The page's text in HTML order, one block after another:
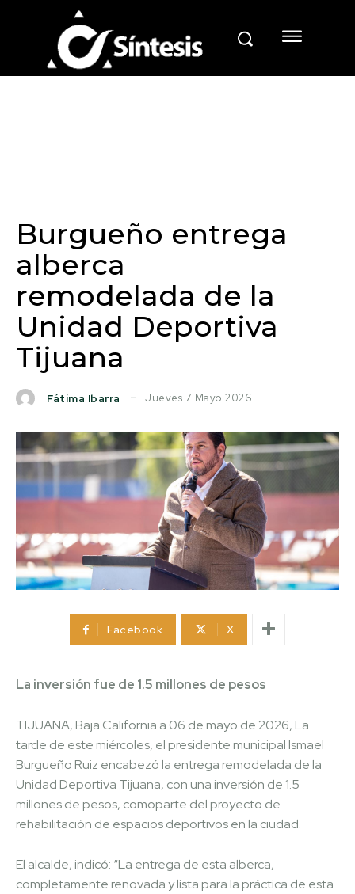
Burgueño entrega
alberca
remodelada de la
Unidad Deportiva
Tijuana
Fátima Ibarra Jueves 7 Mayo 2026
Facebook X
La inversión fue de 1.5 millones de pesos
TIJUANA, Baja California a 06 de mayo de 2026, La
tarde de este miércoles, el presidente municipal Ismael
Burgueño Ruiz encabezó la entrega remodelada de la
Unidad Deportiva Tijuana, con una inversión de 1.5
millones de pesos, comoparte del proyecto de
rehabilitación de espacios deportivos en la ciudad.
El alcalde, indicó: “La entrega de esta alberca,
completamente renovada y lista para la práctica de esta